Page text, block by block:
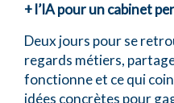
Notre réseau est également
indépendants à :
Paris,
Bordeaux,
Lyon,
+ l’IA pour un cabinet
Deux jours pour se
regards métiers,
fonctionne et ce qui
idées concrètes pour